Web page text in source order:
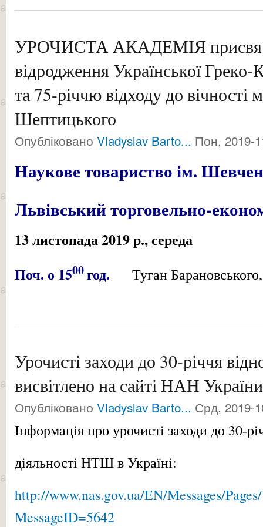
УРОЧИСТА АКАДЕМІЯ
відродження Української
та 75-річчю відходу до
Шептицького
Опубліковано Vladyslav Barto... Пон, 2019-
Наукове товариство ім.
Львівський торговельно-
13 листопада 2019 р., середа
Поч. о 1500год. Туган
Урочисті заходи до 30-річчя
висвітлено на сайті НАН України
Опубліковано Vladyslav Barto... Срд, 2019-
Інформація про урочисті заходи до 30-
діяльності НТШ в Україні:
http://www.nas.gov.ua/EN/Messages/
MessageID=5642